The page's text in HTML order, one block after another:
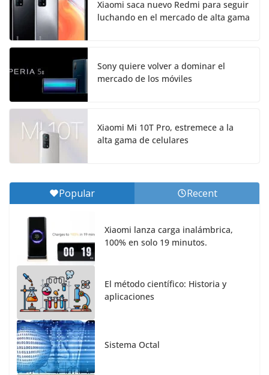
Xiaomi saca nuevo Redmi para seguir
luchando en el mercado de alta gama
Sony quiere volver a dominar el
mercado de los móviles
Xiaomi Mi 10T Pro, estremece a la
alta gama de celulares
Popular Recent
Xiaomi lanza carga inalámbrica,
100% en solo 19 minutos.
El método científico: Historia y
aplicaciones
Sistema Octal